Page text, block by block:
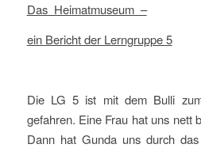
Das Heimatmuseum –
ein Bericht der Lerngruppe 5
Die LG 5 ist mit dem Bulli
gefahren. Eine Frau hat uns nett
Dann hat Gunda uns durch